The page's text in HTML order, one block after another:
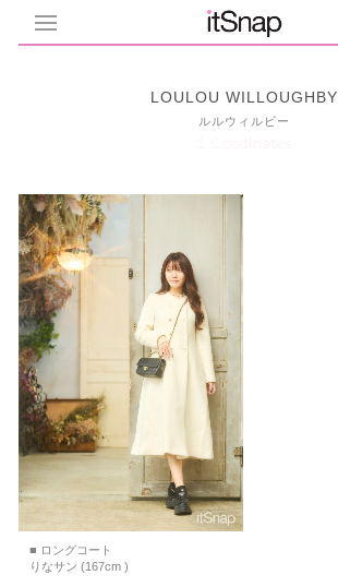
LOULOU WILLOUGHBY
ルルウィルビー
1 Coodinates
■ ロングコート
りなサン (167cm )